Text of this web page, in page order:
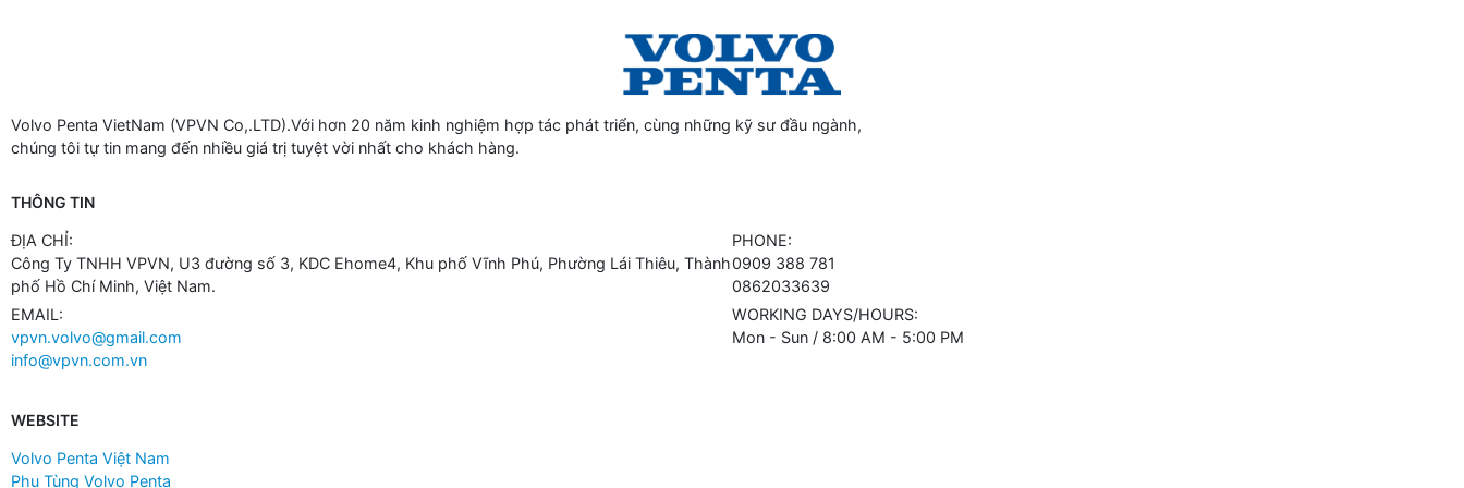
Volvo Penta VietNam (VPVN Co,.LTD).Với hơn 20 năm kinh nghiệm hợp tác phát triển, cùng những kỹ sư đầu ngành,
chúng tôi tự tin mang đến nhiều giá trị tuyệt vời nhất cho khách hàng.
THÔNG TIN
ĐỊA CHỈ:
Công Ty TNHH VPVN, U3 đường số 3, KDC Ehome4, Khu phố Vĩnh Phú, Phường Lái Thiêu, Thành
phố Hồ Chí Minh, Việt Nam.
PHONE:
0909 388 781
0862033639
EMAIL:
vpvn.volvo@gmail.com
info@vpvn.com.vn
WORKING DAYS/HOURS:
Mon - Sun / 8:00 AM - 5:00 PM
WEBSITE
Volvo Penta Việt Nam
Phụ Tùng Volvo Penta